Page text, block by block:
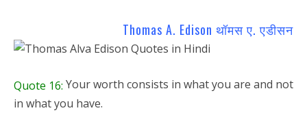
Thomas A. Edison थॉमस ए. एडीसन
Quote 16: Your worth consists in what you are and not
in what you have.